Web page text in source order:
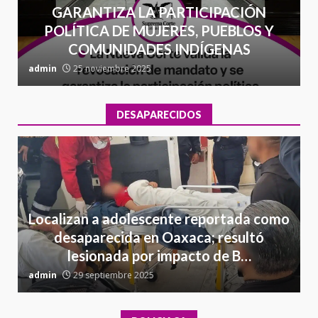
GARANTIZA LA PARTICIPACIÓN
POLÍTICA DE MUJERES, PUEBLOS Y
COMUNIDADES INDÍGENAS
admin 25 noviembre 2025
DESAPARECIDOS
Localizan a adolescente reportada como
desaparecida en Oaxaca; resultó
lesionada por impacto de B…
admin 29 septiembre 2025